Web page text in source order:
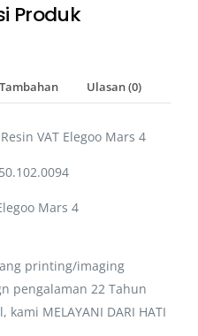
Produk
Ulasan (0)
VAT Elegoo Mars 4
Mars 4
printing/imaging
pengalaman 22 Tahun
MELAYANI DARI HATI